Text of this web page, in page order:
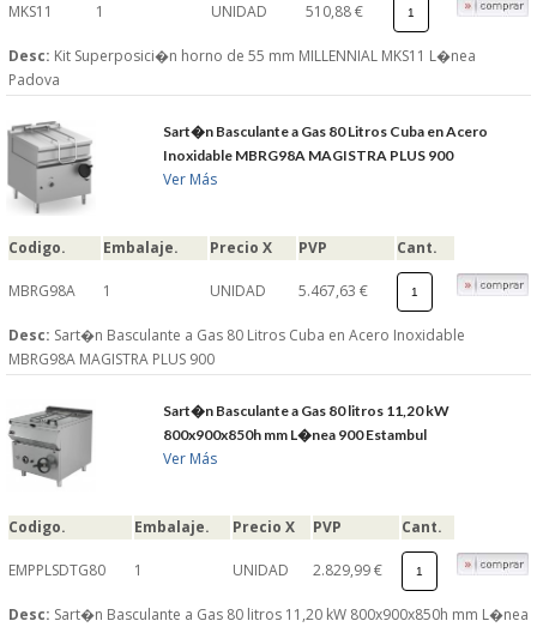
MKS11 1 UNIDAD 510,88 €
Desc: Kit Superposici�n horno de 55 mm MILLENNIAL MKS11 L�nea
Padova
Sart�n Basculante a Gas 80 Litros Cuba en Acero
Inoxidable MBRG98A MAGISTRA PLUS 900
Ver Más
Codigo. Embalaje. Precio X PVP Cant.
MBRG98A 1 UNIDAD 5.467,63 €
Desc: Sart�n Basculante a Gas 80 Litros Cuba en Acero Inoxidable
MBRG98A MAGISTRA PLUS 900
Sart�n Basculante a Gas 80 litros 11,20 kW
800x900x850h mm L�nea 900 Estambul
Ver Más
Codigo. Embalaje. Precio X PVP Cant.
EMPPLSDTG80 1 UNIDAD 2.829,99 €
Desc: Sart�n Basculante a Gas 80 litros 11,20 kW 800x900x850h mm L�nea